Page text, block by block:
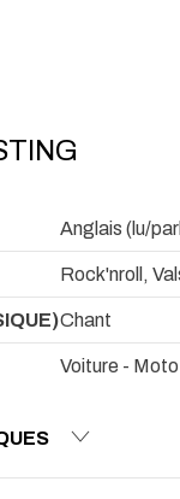
Anglais (lu/
Rock'nroll,
Chant
Voiture - Moto